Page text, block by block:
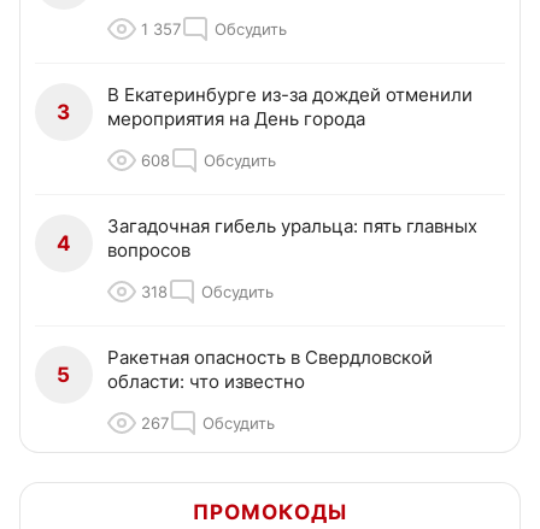
1 357 Обсудить
3
В Екатеринбурге из-за дождей отменили
мероприятия на День города
608 Обсудить
4
Загадочная гибель уральца: пять главных
вопросов
318 Обсудить
5
Ракетная опасность в Свердловской
области: что известно
267 Обсудить
ПРОМОКОДЫ